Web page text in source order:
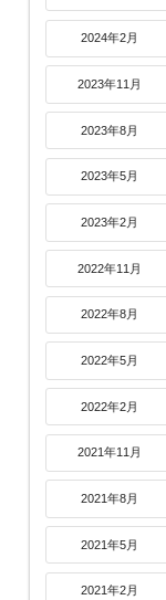
2024年2月
2023年11月
2023年8月
2023年5月
2023年2月
2022年11月
2022年8月
2022年5月
2022年2月
2021年11月
2021年8月
2021年5月
2021年2月